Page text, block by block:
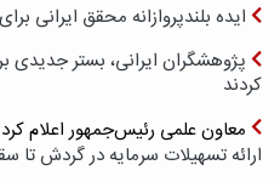
ایده بلندپروازانه محقق ایرانی
پژوهشگران ایرانی، بستر جدیدی
کردند
معاون علمی رئیس‌جمهور اعلام کرد
ارائه تسهیلات سرمایه در گردش تا سقف ۱۰۰ درصد فروش